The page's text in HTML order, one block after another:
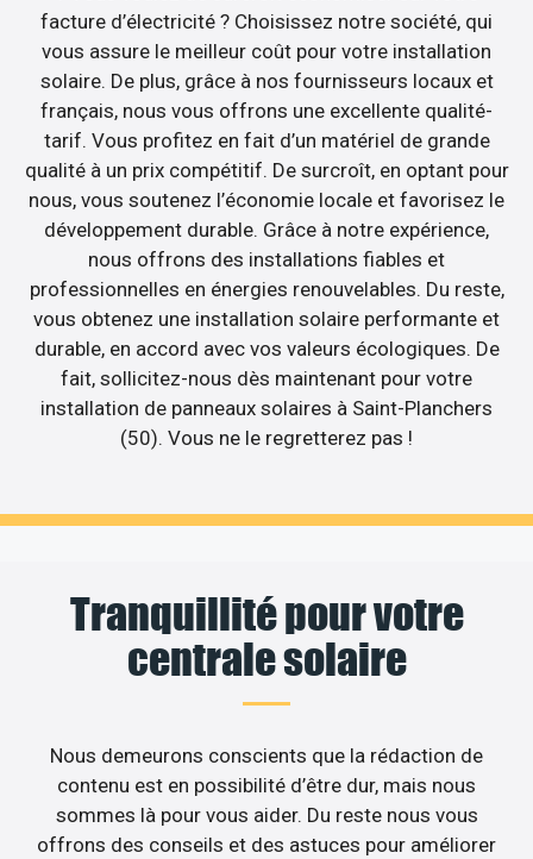
facture d’électricité ? Choisissez notre société, qui
vous assure le meilleur coût pour votre installation
solaire. De plus, grâce à nos fournisseurs locaux et
français, nous vous offrons une excellente qualité-
tarif. Vous profitez en fait d’un matériel de grande
qualité à un prix compétitif. De surcroît, en optant pour
nous, vous soutenez l’économie locale et favorisez le
développement durable. Grâce à notre expérience,
nous offrons des installations fiables et
professionnelles en énergies renouvelables. Du reste,
vous obtenez une installation solaire performante et
durable, en accord avec vos valeurs écologiques. De
fait, sollicitez-nous dès maintenant pour votre
installation de panneaux solaires à Saint-Planchers
(50). Vous ne le regretterez pas !
Tranquillité pour votre
centrale solaire
Nous demeurons conscients que la rédaction de
contenu est en possibilité d’être dur, mais nous
sommes là pour vous aider. Du reste nous vous
offrons des conseils et des astuces pour améliorer